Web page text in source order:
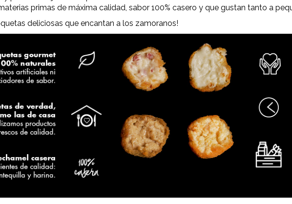
primas de máxima calidad, sabor 100% casero y que gustan tanto a
deliciosas que encantan a los zamoranos!